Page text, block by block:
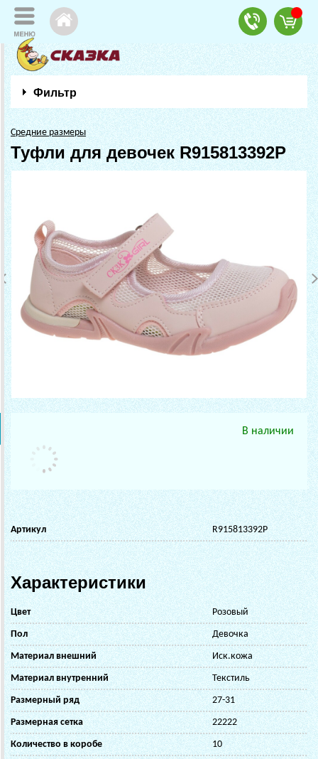
Фильтр
Средние размеры
Туфли для девочек R915813392P
В наличии
Артикул R915813392P
Характеристики
Цвет Розовый
Пол Девочка
Материал внешний Иск.кожа
Материал внутренний Текстиль
Размерный ряд 27-31
Размерная сетка 22222
Количество в коробе 10